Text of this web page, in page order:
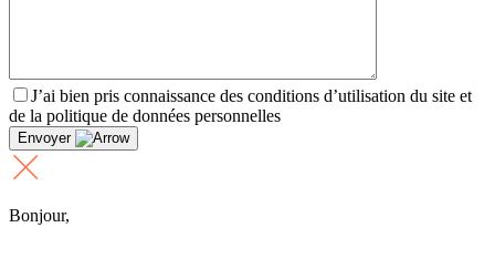
J’ai bien pris connaissance des conditions d’utilisation du site et
de la politique de données personnelles
Envoyer
Bonjour,